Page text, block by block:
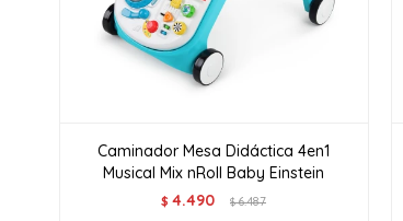
Caminador Mesa Didáctica 4en1
Musical Mix nRoll Baby Einstein
$ 4.490 $6.487